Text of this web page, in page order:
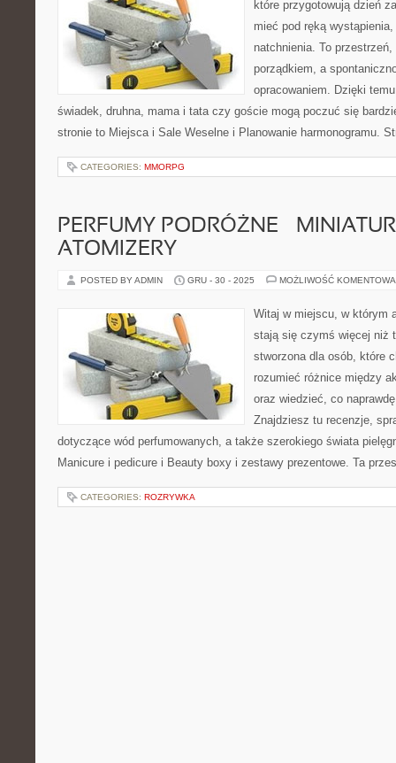
które przygotowują dzień
mieć pod ręką
natchnienia. To
porządkiem, a
opracowaniem. Dzięki
świadek, druhna, mama i tata czy goście mogą poczuć się
stronie to Miejsca i Sale Weselne i Planowanie harmonogramu.
CATEGORIES: MMORPG
PERFUMY PODRÓŻNE –
ATOMIZERY
POSTED BY ADMIN GRU - 30 - 2025 MOŻLIWOŚĆ
Witaj w miejscu, w którym
stają się czymś więcej niż
stworzona dla osób, które
rozumieć różnice między
oraz wiedzieć, co
Znajdziesz tu recenzje,
dotyczące wód perfumowanych, a także szerokiego świata
Manicure i pedicure i Beauty boxy i zestawy prezentowe. Ta
CATEGORIES: ROZRYWKA